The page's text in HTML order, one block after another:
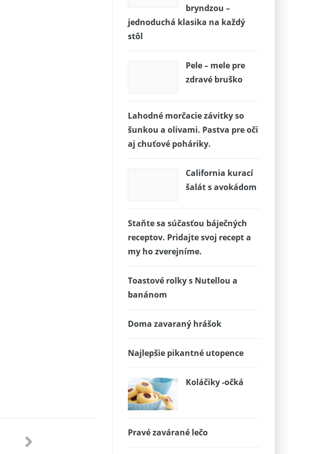
bryndzou –
jednoduchá klasika na každý
stôl
Pele – mele pre
zdravé bruško
Lahodné morčacie závitky so
šunkou a olivami. Pastva pre oči
aj chuťové poháriky.
California kurací
šalát s avokádom
Staňte sa súčasťou báječných
receptov. Pridajte svoj recept a
my ho zverejníme.
Toastové rolky s Nutellou a
banánom
Doma zavaraný hrášok
Najlepšie pikantné utopence
Koláčiky -očká
Pravé zavárané lečo